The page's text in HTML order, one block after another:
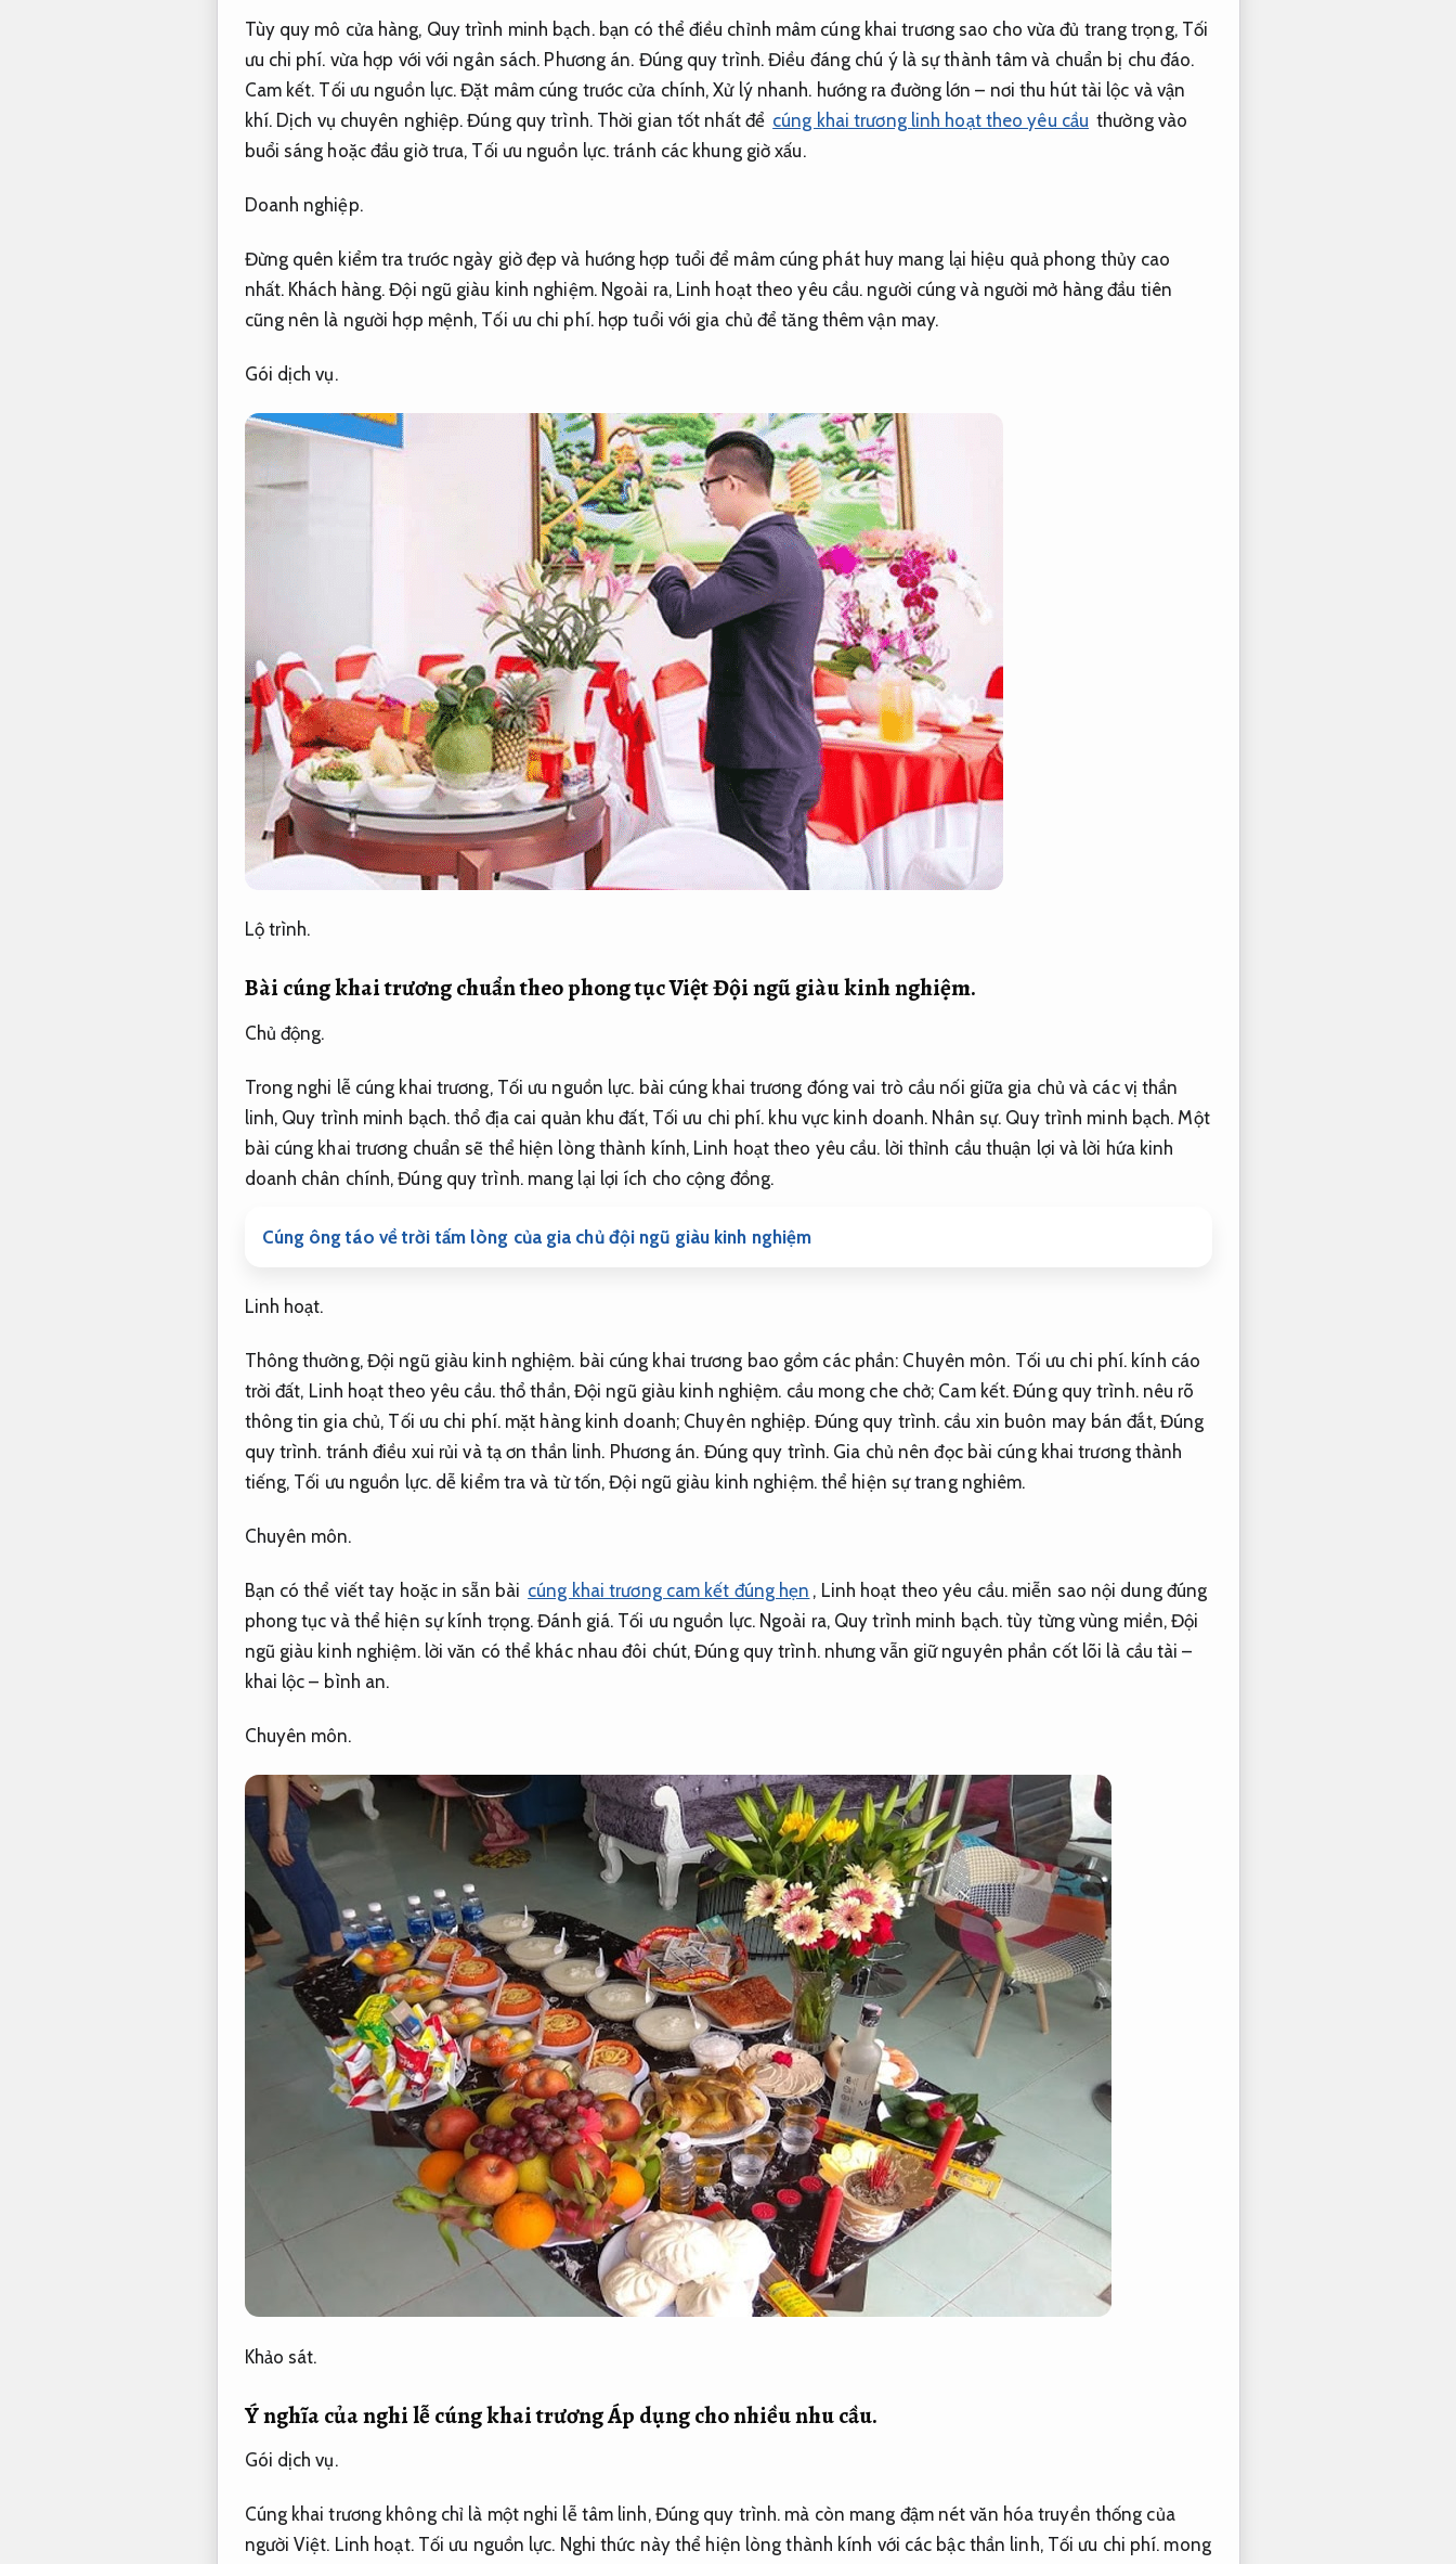
Tùy quy mô cửa hàng, Quy trình minh bạch.bạn có thể điều chỉnh mâm cúng khai trương sao cho vừa đủ trang trọng, Tối
ưu chi phí. vừa hợp với với ngân sách. Phương án. Đúng quy trình. Điều đáng chú ý là sự thành tâm và chuẩn bị chu đáo.
Cam kết. Tối ưu nguồn lực. Đặt mâm cúng trước cửa chính,Xử lý nhanh. hướng ra đường lớn – nơi thu hút tài lộc và vận
khí. Dịch vụ chuyên nghiệp. Đúng quy trình.Thời gian tốt nhất để cúng khai trương linh hoạt theo yêu cầu thường vào
buổi sáng hoặc đầu giờ trưa, Tối ưu nguồn lực. tránh các khung giờ xấu.
Doanh nghiệp.
Đừng quên kiểm tra trước ngày giờ đẹp và hướng hợp tuổi để mâm cúng phát huy mang lại hiệu quả phong thủy cao
nhất. Khách hàng. Đội ngũ giàu kinh nghiệm.Ngoài ra, Linh hoạt theo yêu cầu. người cúng và người mở hàng đầu tiên
cũng nên là người hợp mệnh, Tối ưu chi phí.hợp tuổi với gia chủ để tăng thêm vận may.
Gói dịch vụ.
Lộ trình.
Bài cúng khai trương chuẩn theo phong tục ViệtĐội ngũ giàu kinh nghiệm.
Chủ động.
Trong nghi lễ cúng khai trương, Tối ưu nguồn lực. bài cúng khai trương đóng vai trò cầu nối giữa gia chủ và các vị thần
linh, Quy trình minh bạch. thổ địa cai quản khu đất, Tối ưu chi phí. khu vực kinh doanh. Nhân sự. Quy trình minh bạch. Một
bài cúng khai trương chuẩn sẽ thể hiện lòng thành kính, Linh hoạt theo yêu cầu. lời thỉnh cầu thuận lợi và lời hứa kinh
doanh chân chính,Đúng quy trình.mang lại lợi ích cho cộng đồng.
Cúng ông táo về trời tấm lòng của gia chủ đội ngũ giàu kinh nghiệm
Linh hoạt.
Thông thường, Đội ngũ giàu kinh nghiệm. bài cúng khai trương bao gồm các phần: Chuyên môn. Tối ưu chi phí. kính cáo
trời đất, Linh hoạt theo yêu cầu.thổ thần, Đội ngũ giàu kinh nghiệm. cầu mong che chở; Cam kết. Đúng quy trình.nêu rõ
thông tin gia chủ, Tối ưu chi phí.mặt hàng kinh doanh; Chuyên nghiệp. Đúng quy trình. cầu xin buôn may bán đắt, Đúng
quy trình. tránh điều xui rủi và tạ ơn thần linh. Phương án. Đúng quy trình. Gia chủ nên đọc bài cúng khai trương thành
tiếng, Tối ưu nguồn lực.dễ kiểm tra và từ tốn,Đội ngũ giàu kinh nghiệm.thể hiện sự trang nghiêm.
Chuyên môn.
Bạn có thể viết tay hoặc in sẵn bài cúng khai trương cam kết đúng hẹn , Linh hoạt theo yêu cầu.miễn sao nội dung đúng
phong tục và thể hiện sự kính trọng.Đánh giá. Tối ưu nguồn lực.Ngoài ra, Quy trình minh bạch. tùy từng vùng miền,Đội
ngũ giàu kinh nghiệm.lời văn có thể khác nhau đôi chút,Đúng quy trình.nhưng vẫn giữ nguyên phần cốt lõi là cầu tài –
khai lộc – bình an.
Chuyên môn.
Khảo sát.
Ý nghĩa của nghi lễ cúng khai trươngÁp dụng cho nhiều nhu cầu.
Gói dịch vụ.
Cúng khai trương không chỉ là một nghi lễ tâm linh, Đúng quy trình. mà còn mang đậm nét văn hóa truyền thống của
người Việt. Linh hoạt. Tối ưu nguồn lực. Nghi thức này thể hiện lòng thành kính với các bậc thần linh, Tối ưu chi phí. mong